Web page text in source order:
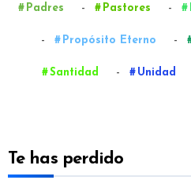
Padres - Pastores -
- Propósito Eterno -
Santidad - Unidad
Te has perdido